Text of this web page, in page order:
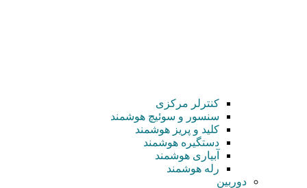
کنترلر مرکزی
سنسور و سوئیچ هوشمند
کلید و پریز هوشمند
دستگیره هوشمند
آبیاری هوشمند
رله هوشمند
دوربین